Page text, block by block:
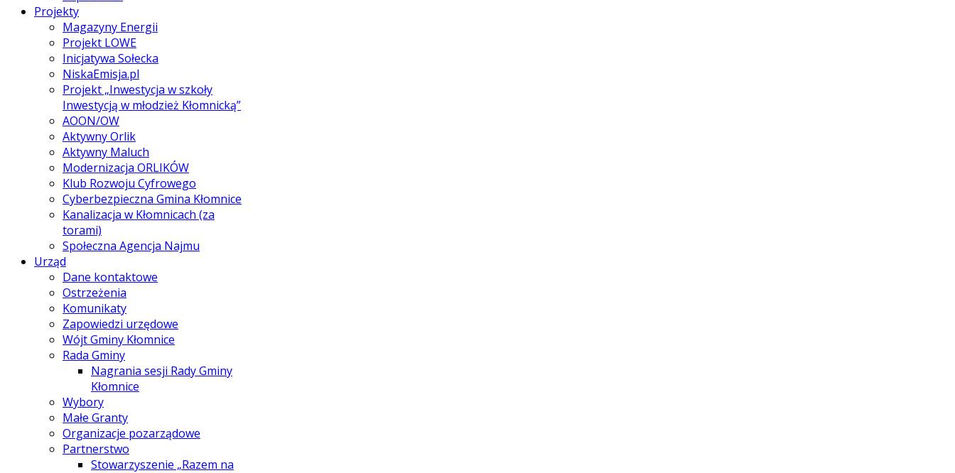
Projekty
Magazyny Energii
Projekt LOWE
Inicjatywa Sołecka
NiskaEmisja.pl
Projekt „Inwestycja w szkoły
Inwestycją w młodzież Kłomnicką”
AOON/OW
Aktywny Orlik
Aktywny Maluch
Modernizacja ORLIKÓW
Klub Rozwoju Cyfrowego
Cyberbezpieczna Gmina Kłomnice
Kanalizacja w Kłomnicach (za
torami)
Społeczna Agencja Najmu
Urząd
Dane kontaktowe
Ostrzeżenia
Komunikaty
Zapowiedzi urzędowe
Wójt Gminy Kłomnice
Rada Gminy
Nagrania sesji Rady Gminy
Kłomnice
Wybory
Małe Granty
Organizacje pozarządowe
Partnerstwo
Stowarzyszenie „Razem na